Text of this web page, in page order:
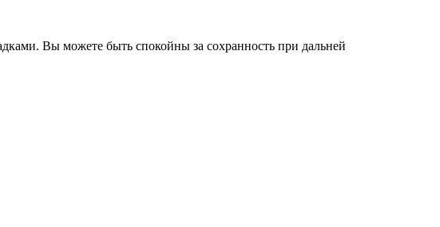
Вы можете быть спокойны за сохранность при дальней